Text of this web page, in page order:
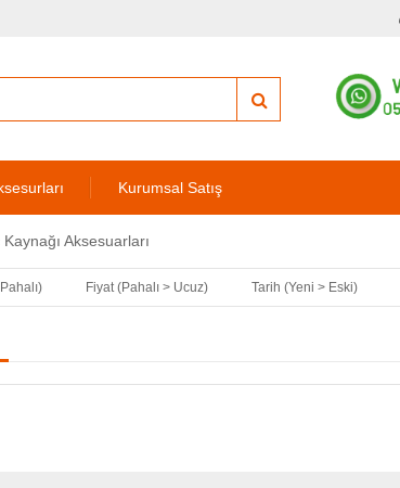
Kurumsal Satış
Aksesuarları
Fiyat (Pahalı > Ucuz) Tarih (Yeni > Eski)